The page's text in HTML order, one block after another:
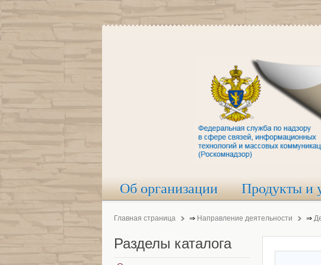
Об организации Продукты и
Главная страница ⇒ Направление деятельности ⇒
Разделы каталога